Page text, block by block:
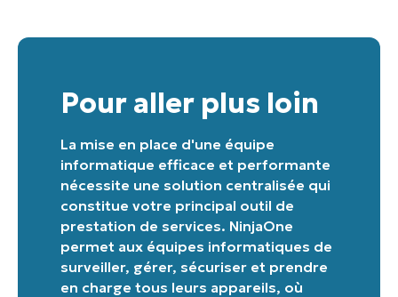
Pour aller plus loin
La mise en place d'une équipe
informatique efficace et performante
nécessite une solution centralisée qui
constitue votre principal outil de
prestation de services. NinjaOne
permet aux équipes informatiques de
surveiller, gérer, sécuriser et prendre
en charge tous leurs appareils, où